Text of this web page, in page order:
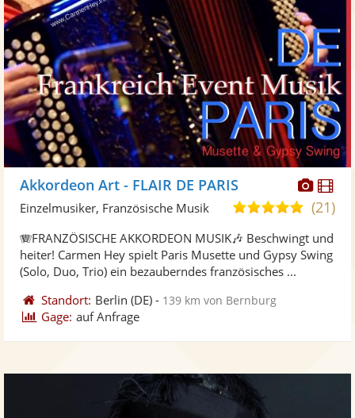
Fotos
Akkordeon Art - FLAIR DE PARIS
5,0
5
Sternen
(21)
Einzelmusiker, Französische Musik
🪗FRANZÖSISCHE AKKORDEON MUSIK🎶 Beschwingt und
heiter! Carmen Hey spielt Paris Musette und Gypsy Swing
(Solo, Duo, Trio) ein bezauberndes französisches ...
Standort: Berlin (DE) - 139 km von Bernburg
Gage: auf Anfrage